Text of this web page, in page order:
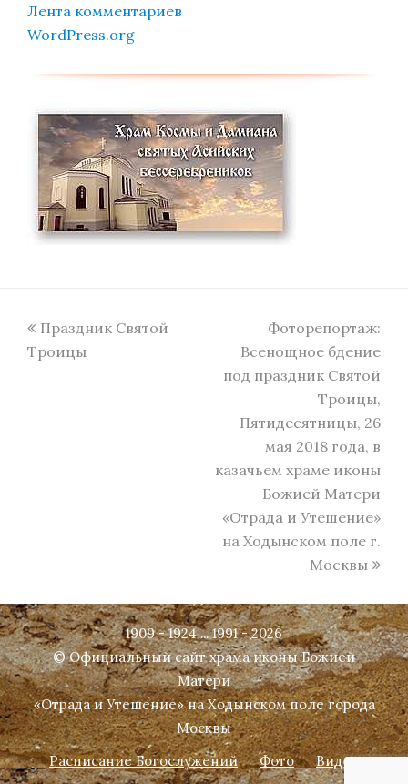
Лента комментариев
WordPress.org
previous
post:
Праздник Святой
Троицы
next
post:
Фоторепортаж:
Всенощное бдение
под праздник Святой
Троицы,
Пятидесятницы, 26
мая 2018 года, в
казачьем храме иконы
Божией Матери
«Отрада и Утешение»
на Ходынском поле г.
Москвы
1909 - 1924 ... 1991 - 2026
© Официальный сайт храма иконы Божией
Матери
«Отрада и Утешение» на Ходынском поле города
Москвы
Расписание Богослужений
Фото Видео